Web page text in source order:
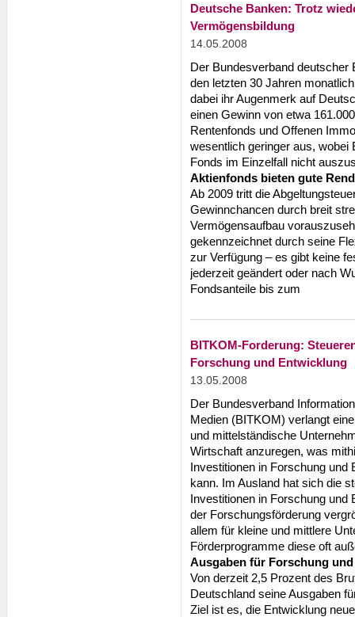
Deutsche Banken: Trotz
Vermögensbildung
14.05.2008
Der Bundesverband deutscher
den letzten 30 Jahren
dabei ihr Augenmerk auf
einen Gewinn von etwa
Rentenfonds und Offenen
wesentlich geringer aus, wobei
Fonds im Einzelfall nicht
Aktienfonds bieten gute
Ab 2009 tritt die
Gewinnchancen durch breit
Vermögensaufbau
gekennzeichnet durch seine
zur Verfügung – es gibt keine
jederzeit geändert oder nach
Fondsanteile bis zum
BITKOM-Forderung:
Forschung und Entwicklung
13.05.2008
Der Bundesverband
Medien (BITKOM) verlangt
und mittelständische
Wirtschaft anzuregen, was
Investitionen in Forschung und
kann. Im Ausland hat sich die
Investitionen in Forschung
der Forschungsförderung
allem für kleine und mittlere
Förderprogramme diese oft
Ausgaben für Forschung
Von derzeit 2,5 Prozent des
Deutschland seine Ausgaben
Ziel ist es, die Entwicklung